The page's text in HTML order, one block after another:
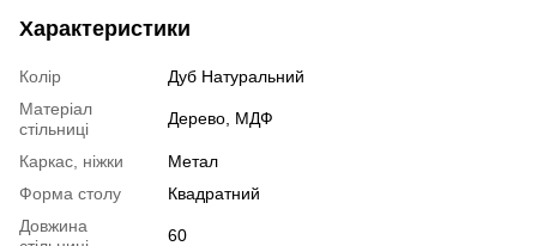
Характеристики
Колір
Дуб Натуральний
Матеріал
стільниці
Дерево, МДФ
Каркас, ніжки
Метал
Форма столу
Квадратний
Довжина
60